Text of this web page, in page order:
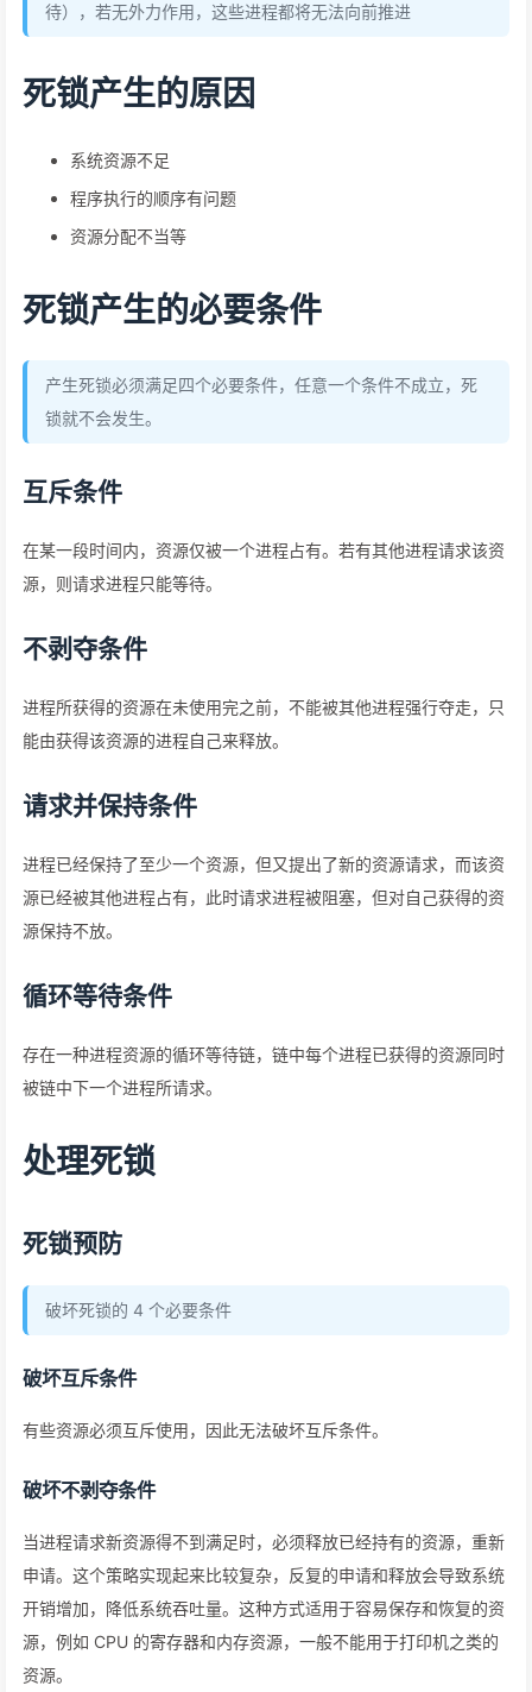
待），若无外力作用，这些进程都将无法向前推进
死锁产生的原因
系统资源不足
程序执行的顺序有问题
资源分配不当等
死锁产生的必要条件
产生死锁必须满足四个必要条件，任意一个条件不成立，死
锁就不会发生。
互斥条件
在某一段时间内，资源仅被一个进程占有。若有其他进程请求该资
源，则请求进程只能等待。
不剥夺条件
进程所获得的资源在未使用完之前，不能被其他进程强行夺走，只
能由获得该资源的进程自己来释放。
请求并保持条件
进程已经保持了至少一个资源，但又提出了新的资源请求，而该资
源已经被其他进程占有，此时请求进程被阻塞，但对自己获得的资
源保持不放。
循环等待条件
存在一种进程资源的循环等待链，链中每个进程已获得的资源同时
被链中下一个进程所请求。
处理死锁
死锁预防
破坏死锁的 4 个必要条件
破坏互斥条件
有些资源必须互斥使用，因此无法破坏互斥条件。
破坏不剥夺条件
当进程请求新资源得不到满足时，必须释放已经持有的资源，重新
申请。这个策略实现起来比较复杂，反复的申请和释放会导致系统
开销增加，降低系统吞吐量。这种方式适用于容易保存和恢复的资
源，例如 CPU 的寄存器和内存资源，一般不能用于打印机之类的
资源。